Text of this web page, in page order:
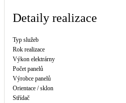
Detaily realizace
Typ služeb
Rok realizace
Výkon elektrárny
Počet panelů
Výrobce panelů
Orientace / sklon
Střídač